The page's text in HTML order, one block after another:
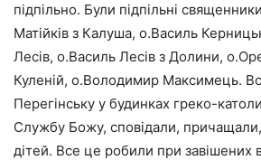
підпільно. Були підпільні
Матійків з Калуша, о.Василь
Лесів, о.Василь Лесів з Долини,
Куленій, о.Володимир Максимець.
Перегінську у будинках греко-
Службу Божу, сповідали,
дітей. Все це робили при завішених